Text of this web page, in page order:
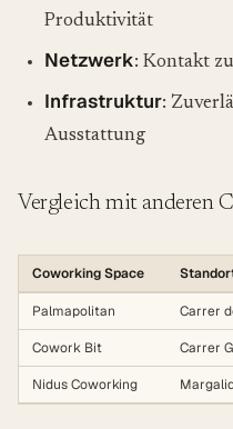
Produktivität
Netzwerk: Kontakt
Infrastruktur:
Ausstattung
Vergleich mit anderen
Coworking Space
Palmapolitan Carrer
Cowork Bit Carrer
Nidus Coworking